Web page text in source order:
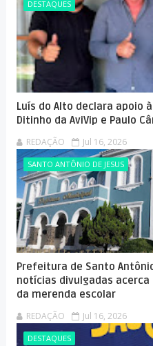
DESTAQUES
Luís do Alto declara apoio
Ditinho da AviVip e Paulo
REDAÇÃO Jul 16, 2026
SANTO ANTÔNIO DE JESUS
Prefeitura de Santo
notícias divulgadas
da merenda escolar
REDAÇÃO Jul 16, 2026
DESTAQUES